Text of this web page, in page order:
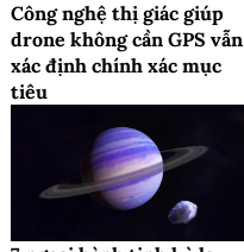
Công nghệ thị giác giúp
drone không cần GPS vẫn
xác định chính xác mục
tiêu